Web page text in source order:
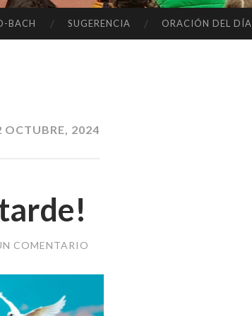
BACH SUGERENCIA ORACIÓN DEL DÍA
OCTUBRE, 2024
COMENTARIO